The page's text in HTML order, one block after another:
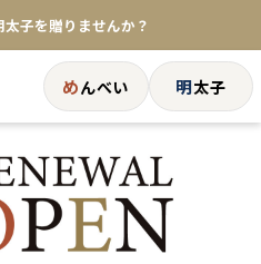
子を贈りませんか？
記念商品が登場★
】ポストイン！めんべい
円以上で送料無料
めんべい 明太子